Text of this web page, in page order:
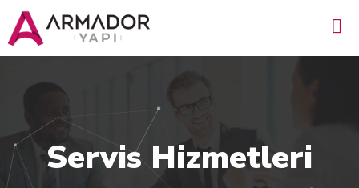
Servis Hizmetleri